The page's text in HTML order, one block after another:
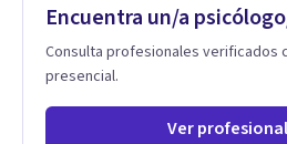
Encuentra un/a
Consulta profesionales verificados
presencial.
Ver